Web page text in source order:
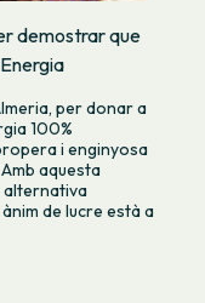
demostrar que
per donar a
100%
i enginyosa
aquesta
alternativa
de lucre està a